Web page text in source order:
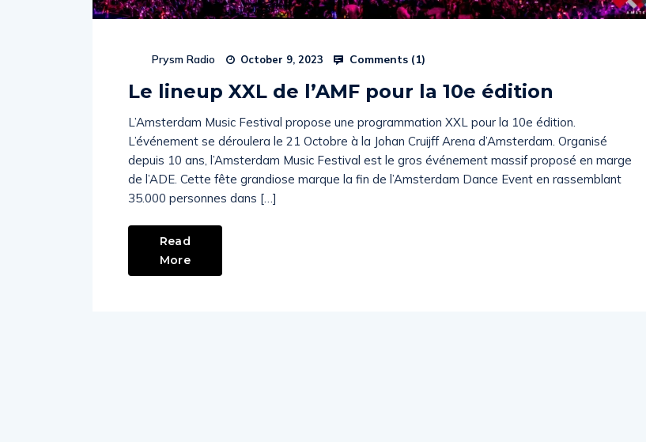
Prysm Radio October 9, 2023 Comments (1)
Le lineup XXL de l’AMF pour la 10e édition
L’Amsterdam Music Festival propose une programmation XXL pour la 10e édition.
L’événement se déroulera le 21 Octobre à la Johan Cruijff Arena d’Amsterdam. Organisé
depuis 10 ans, l’Amsterdam Music Festival est le gros événement massif proposé en marge
de l’ADE. Cette fête grandiose marque la fin de l’Amsterdam Dance Event en rassemblant
35.000 personnes dans […]
Read
More